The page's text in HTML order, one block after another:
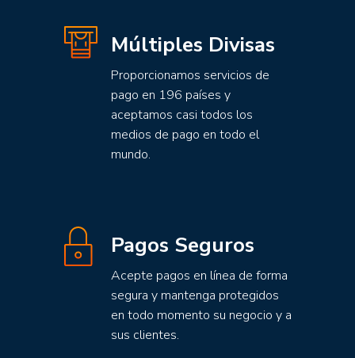
Múltiples Divisas
Proporcionamos servicios de
pago en 196 países y
aceptamos casi todos los
medios de pago en todo el
mundo.
Pagos Seguros
Acepte pagos en línea de forma
segura y mantenga protegidos
en todo momento su negocio y a
sus clientes.